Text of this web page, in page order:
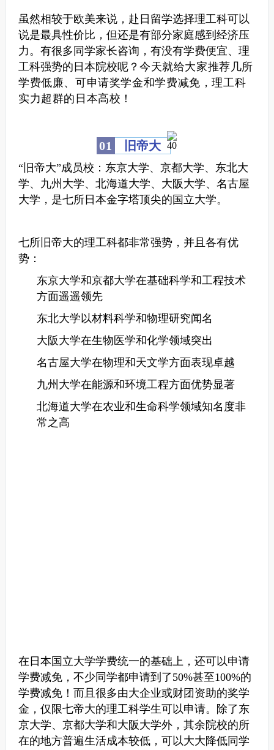
虽然相较于欧美来说，赴日留学选择理工科可以
说是最具性价比，但还是有部分家庭感到经济压
力。 有很多同学家长咨询，有没有学费便宜、理
工科强势的日本院校呢？ 今天就给大家推荐几所
学费低廉、可申请奖学金和学费减免，理工科
实力超群的日本高校！
01 旧帝大
“旧帝大”成员校：东京大学、京都大学、东北大
学、九州大学、北海道大学、大阪大学、名古屋
大学，是七所日本金字塔顶尖的国立大学。
七所旧帝大的理工科都非常强势，并且各有优
势：
东京大学和京都大学在基础科学和工程技术
方面遥遥领先
东北大学以材料科学和物理研究闻名
大阪大学在生物医学和化学领域突出
名古屋大学在物理和天文学方面表现卓越
九州大学在能源和环境工程方面优势显著
北海道大学在农业和生命科学领域知名度非
常之高
在日本国立大学学费统一的基础上，还可以申请
学费减免，不少同学都申请到了50%甚至100%的
学费减免！ 而且很多由大企业或财团资助的奖学
金，仅限七帝大的理工科学生可以申请。
除了东
京大学、京都大学和大阪大学外，其余院校的所
在的地方普遍生活成本较低，可以大大降低同学